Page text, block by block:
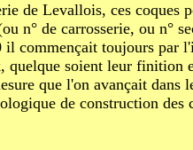
de Levallois, ces coques
n° de carrosserie, ou n°
commençait toujours par
quelque soient leur finition
que l'on avançait dans
de construction des